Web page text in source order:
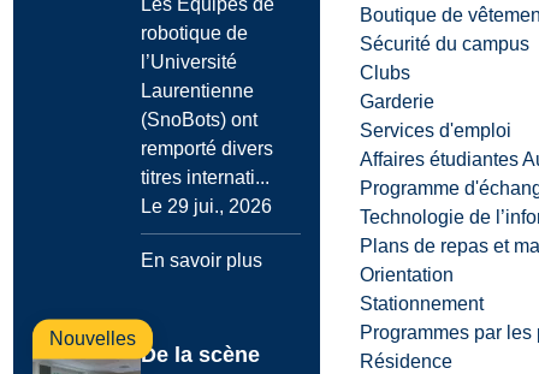
Boutique de
Sécurité du campus
Clubs
Garderie
Services d'emploi
Affaires étudiantes
Programme
Technologie de
Plans de repas et
Orientation
Stationnement
Programmes par les
Résidence
Les Équipes de
robotique de
l’Université
Laurentienne
(SnoBots) ont
remporté divers
titres internati...
Le 29 jui., 2026
En savoir plus
Nouvelles
De la scène